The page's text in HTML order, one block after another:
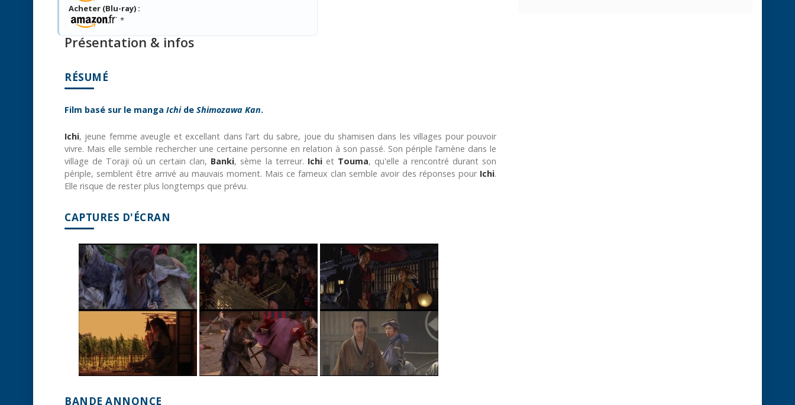
Acheter (Blu-ray) :
*
Présentation & infos
RÉSUMÉ
Film basé sur le manga Ichide Shimozawa Kan.
Ichi, jeune femme aveugle et excellant dans l’art du sabre, joue du shamisen dans les villages pour pouvoir
vivre. Mais elle semble rechercher une certaine personne en relation à son passé. Son périple l’amène dans le
village de Toraji où un certain clan, Banki, sème la terreur. Ichiet Touma, qu'elle a rencontré durant son
périple, semblent être arrivé au mauvais moment. Mais ce fameux clan semble avoir des réponses pour Ichi.
Elle risque de rester plus longtemps que prévu.
CAPTURES D'ÉCRAN
BANDE ANNONCE